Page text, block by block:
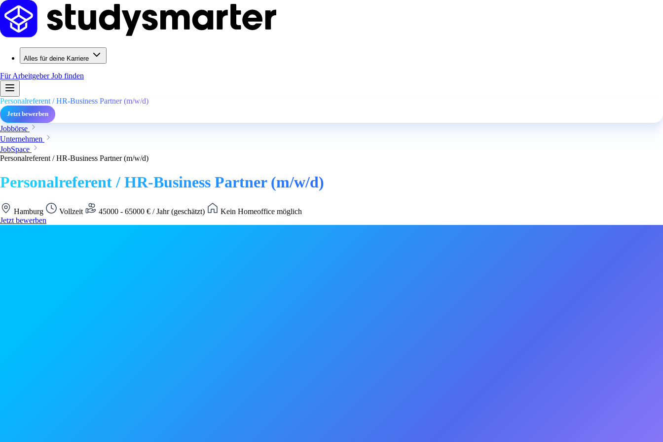
Alles für deine Karriere
Für ArbeitgeberJob finden
Personalreferent / HR-Business Partner (m/w/d)
Jetzt bewerben
Jobbörse
Unternehmen
JobSpace
Personalreferent / HR-Business Partner (m/w/d)
Personalreferent / HR-Business Partner (m/w/d)
Hamburg Vollzeit 45000 - 65000 € / Jahr (geschätzt)
Kein Homeoffice möglich
Jetzt bewerben